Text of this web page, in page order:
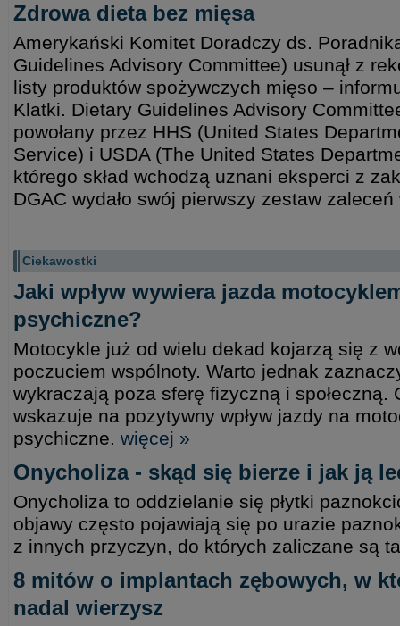
Zdrowa dieta bez mięsa
Amerykański Komitet Doradczy ds.
Guidelines Advisory Committee) usunął z
listy produktów spożywczych mięso –
Klatki. Dietary Guidelines Advisory
powołany przez HHS (United States
Service) i USDA (The United States
którego skład wchodzą uznani eksperci z
DGAC wydało swój pierwszy zestaw
Ciekawostki
Jaki wpływ wywiera jazda
psychiczne?
Motocykle już od wielu dekad kojarzą się z
poczuciem wspólnoty. Warto jednak
wykraczają poza sferę fizyczną i społeczną.
wskazuje na pozytywny wpływ jazdy na
psychiczne. więcej »
Onycholiza - skąd się bierze i jak ją
Onycholiza to oddzielanie się płytki
objawy często pojawiają się po urazie
z innych przyczyn, do których zaliczane są
8 mitów o implantach zębowych, w
nadal wierzysz